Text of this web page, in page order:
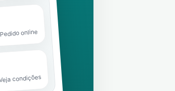
Pedido online
condições